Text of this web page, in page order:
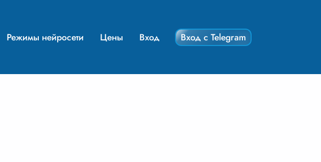
Режимы нейросети Цены Вход Вход с Telegram